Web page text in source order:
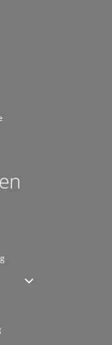
Schließzeiten
Von 08:30 bis 12:00 Uhr